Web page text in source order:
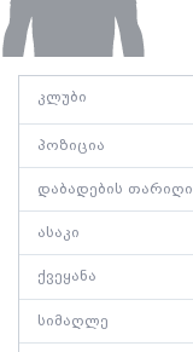
კლუბი
პოზიცია
დაბადების თარიღი
ასაკი
ქვეყანა
სიმაღლე